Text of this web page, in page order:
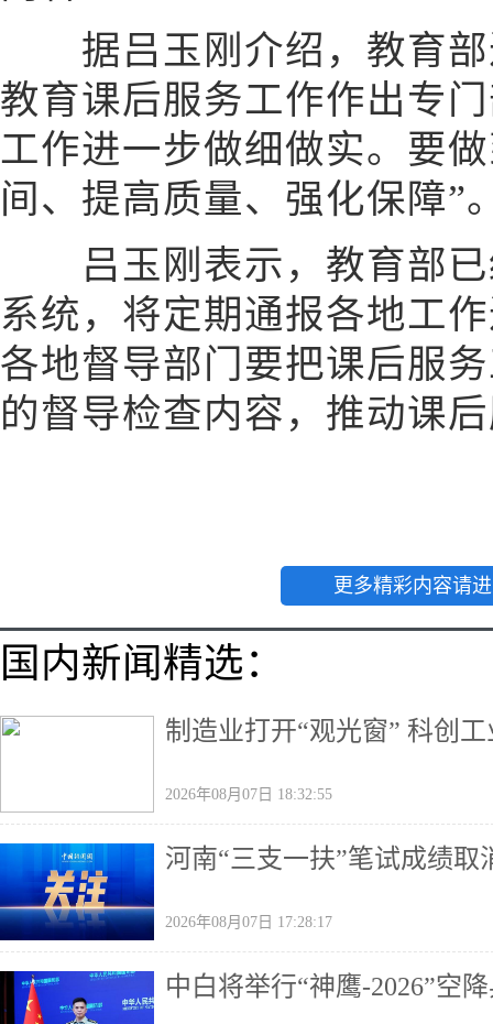
据吕玉刚介绍，教育部
教育课后服务工作作出专
工作进一步做细做实。要
间、提高质量、强化保障”
吕玉刚表示，教育部已
系统，将定期通报各地工
各地督导部门要把课后服
的督导检查内容，推动课
更多精彩内容请
国内新闻精选：
制造业打开“观光窗” 科创
2026年08月07日 18:32:55
河南“三支一扶”笔试成绩取
2026年08月07日 17:28:17
中白将举行“神鹰-2026”空